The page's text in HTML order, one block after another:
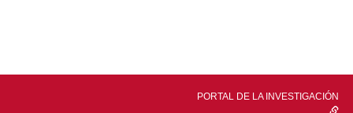
PORTAL DE LA INVESTIGACIÓN